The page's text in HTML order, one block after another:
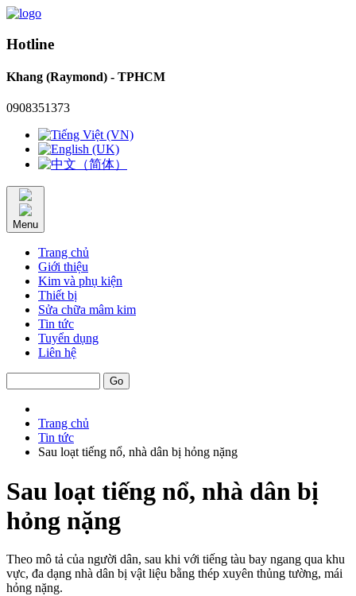
Hotline
Khang (Raymond) - TPHCM
0908351373
Menu
Trang chủ
Giới thiệu
Kim và phụ kiện
Thiết bị
Sửa chữa mâm kim
Tin tức
Tuyển dụng
Liên hệ
Trang chủ
Tin tức
Sau loạt tiếng nổ, nhà dân bị hỏng nặng
Sau loạt tiếng nổ, nhà dân bị
hỏng nặng
Theo mô tả của người dân, sau khi với tiếng tàu bay ngang qua khu
vực, đa dạng nhà dân bị vật liệu bằng thép xuyên thủng tường, mái
hỏng nặng.